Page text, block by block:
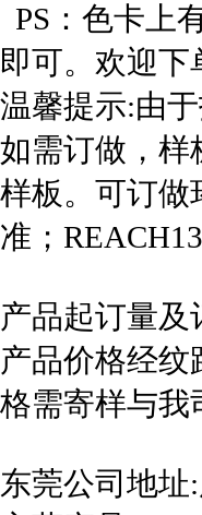
PS：色卡上
即可。欢迎下
温馨提示:由
如需订做，样
样板。可订做
准；
产品起订量
产品价格经
格需寄样与我
东莞公司地址